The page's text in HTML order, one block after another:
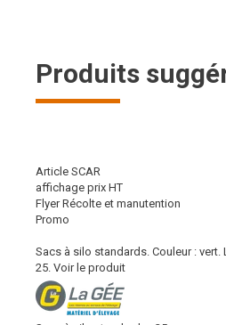
Produits
Article SCAR
affichage prix HT
Flyer Récolte et manutention
Promo
Sacs à silo standards. Couleur : vert.
25. Voir le produit